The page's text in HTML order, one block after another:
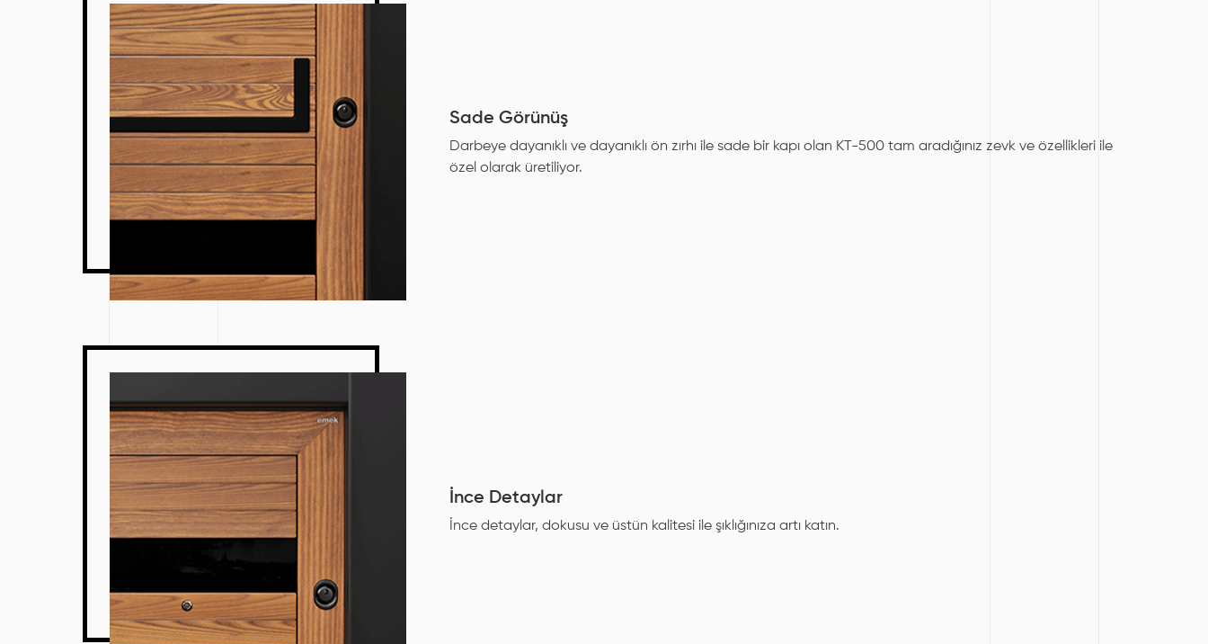
Sade Görünüş
Darbeye dayanıklı ve dayanıklı ön zırhı ile sade bir kapı olan KT-500 tam aradığınız zevk ve özellikleri ile
özel olarak üretiliyor.
İnce Detaylar
İnce detaylar, dokusu ve üstün kalitesi ile şıklığınıza artı katın.